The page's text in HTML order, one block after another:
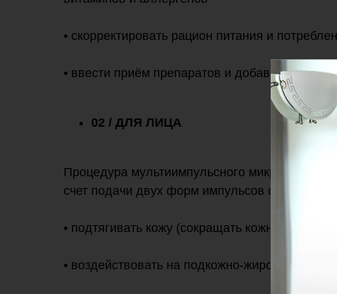
• скорректировать рацион питания и
• ввести приём препаратов и добавок
02 / ДЛЯ ЛИЦА
Процедура мультиимпульсного
счет подачи двух форм импульсов способна:
• подтягивать кожу (сокращать кожный лоскут)
• воздействовать на подкожно-жировую